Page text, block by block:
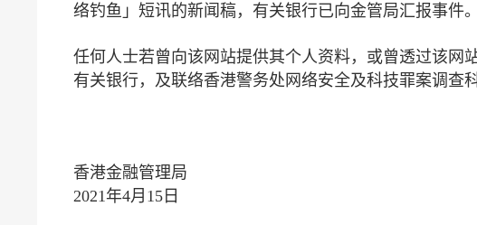
络钓鱼」短讯的新闻稿，有关银行已向金管局汇报事件
任何人士若曾向该网站提供其个人资料，或曾透过该网
有关银行，及联络香港警务处网络安全及科技罪案调查
香港金融管理局
2021年4月15日